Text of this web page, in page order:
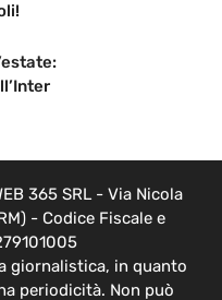
365 SRL - Via Nicola
- Codice Fiscale e
giornalistica, in quanto
periodicità. Non può